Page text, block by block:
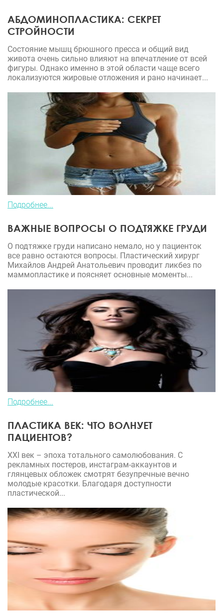
АБДОМИНОПЛАСТИКА: СЕКРЕТ
СТРОЙНОСТИ
Состояние мышц брюшного пресса и общий вид
живота очень сильно влияют на впечатление от всей
фигуры. Однако именно в этой области чаще всего
локализуются жировые отложения и рано начинает...
Подробнее...
ВАЖНЫЕ ВОПРОСЫ О ПОДТЯЖКЕ ГРУДИ
О подтяжке груди написано немало, но у пациенток
все равно остаются вопросы. Пластический хирург
Михайлов Андрей Анатольевич проводит ликбез по
маммопластике и поясняет основные моменты...
Подробнее...
ПЛАСТИКА ВЕК: ЧТО ВОЛНУЕТ
ПАЦИЕНТОВ?
XXI век – эпоха тотального самолюбования. С
рекламных постеров, инстаграм-аккаунтов и
глянцевых обложек смотрят безупречные вечно
молодые красотки. Благодаря доступности
пластической...